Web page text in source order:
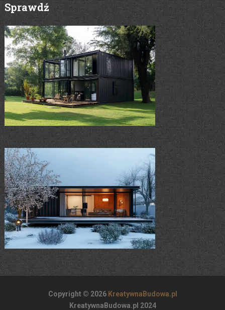
Sprawdź
Copyright © 2026 KreatywnaBudowa.pl
KreatywnaBudowa.pl 2024